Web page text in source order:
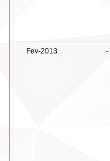
Fev-2013 -